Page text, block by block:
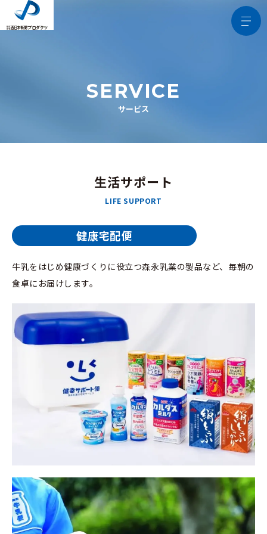
SERVICE
サービス
生活サポート
LIFE SUPPORT
健康宅配便
牛乳をはじめ健康づくりに役立つ森永乳業の製品など、毎朝の
食卓にお届けします。